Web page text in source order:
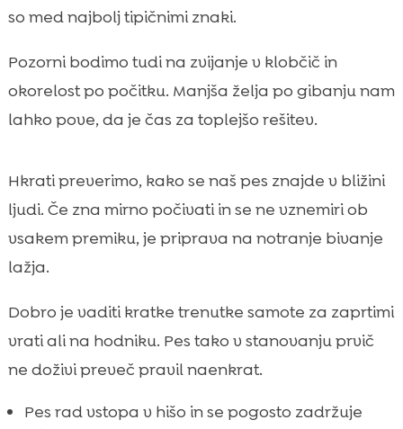
so med najbolj tipičnimi znaki.
Pozorni bodimo tudi na zvijanje v klobčič in
okorelost po počitku. Manjša želja po gibanju nam
lahko pove, da je čas za toplejšo rešitev.
Hkrati preverimo, kako se naš pes znajde v bližini
ljudi. Če zna mirno počivati in se ne vznemiri ob
vsakem premiku, je priprava na notranje bivanje
lažja.
Dobro je vaditi kratke trenutke samote za zaprtimi
vrati ali na hodniku. Pes tako v stanovanju prvič
ne doživi preveč pravil naenkrat.
Pes rad vstopa v hišo in se pogosto zadržuje